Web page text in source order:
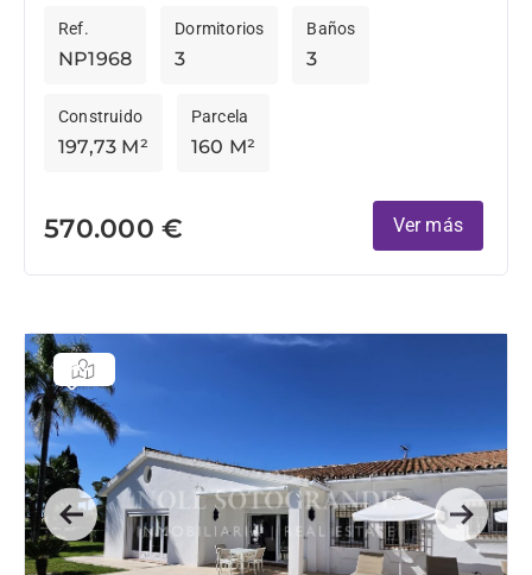
naturaleza e instalaciones de golf de...
NP1968
Ref.
3
Dormitorios
3
Baños
197,73 M²
Construido
160 M²
Parcela
570.000 € Ver más
Previous Next